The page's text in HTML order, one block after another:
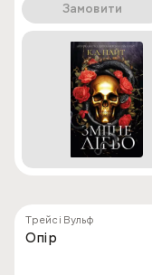
Замовити
Трейсі Вульф
Опір